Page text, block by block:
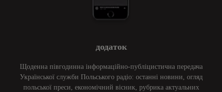
додаток
Щоденна півгодинна інформаційно-публіцистична передача
Української служби Польського радіо: останні новини, огляд
польської преси, економічний вісник, рубрика актуальних